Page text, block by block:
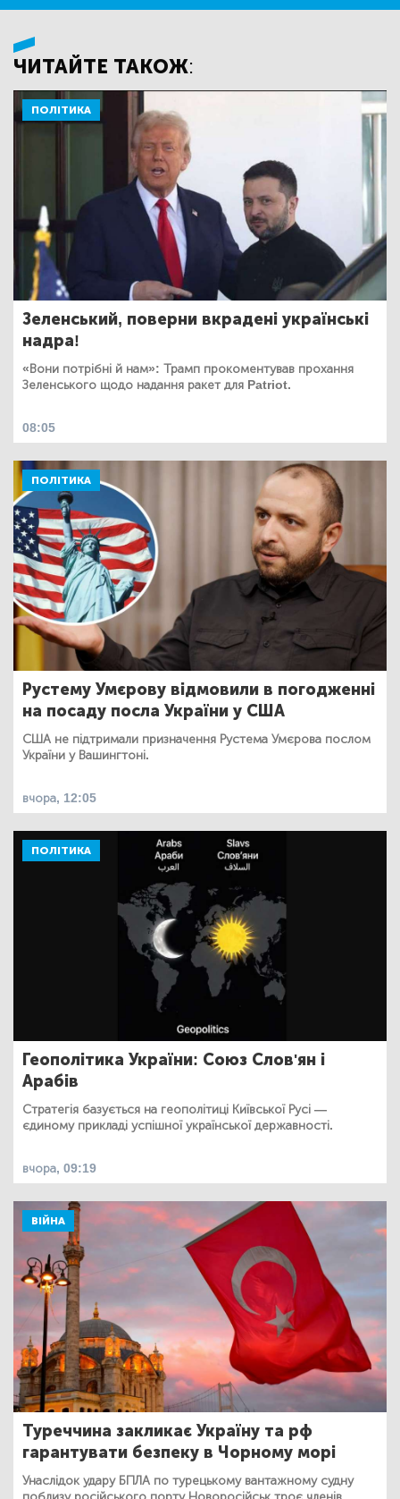
ЧИТАЙТЕ ТАКОЖ:
ПОЛІТИКА
Зеленський, поверни вкрадені українські
надра!
«Вони потрібні й нам»: Трамп прокоментував прохання
Зеленського щодо надання ракет для Patriot.
08:05
ПОЛІТИКА
Рустему Умєрову відмовили в погодженні
на посаду посла України у США
США не підтримали призначення Рустема Умєрова послом
України у Вашингтоні.
вчора, 12:05
ПОЛІТИКА
Геополітика України: Союз Слов'ян і
Арабів
Стратегія базується на геополітиці Київської Русі —
єдиному прикладі успішної української державності.
вчора, 09:19
ВІЙНА
Туреччина закликає Україну та рф
гарантувати безпеку в Чорному морі
Унаслідок удару БПЛА по турецькому вантажному судну